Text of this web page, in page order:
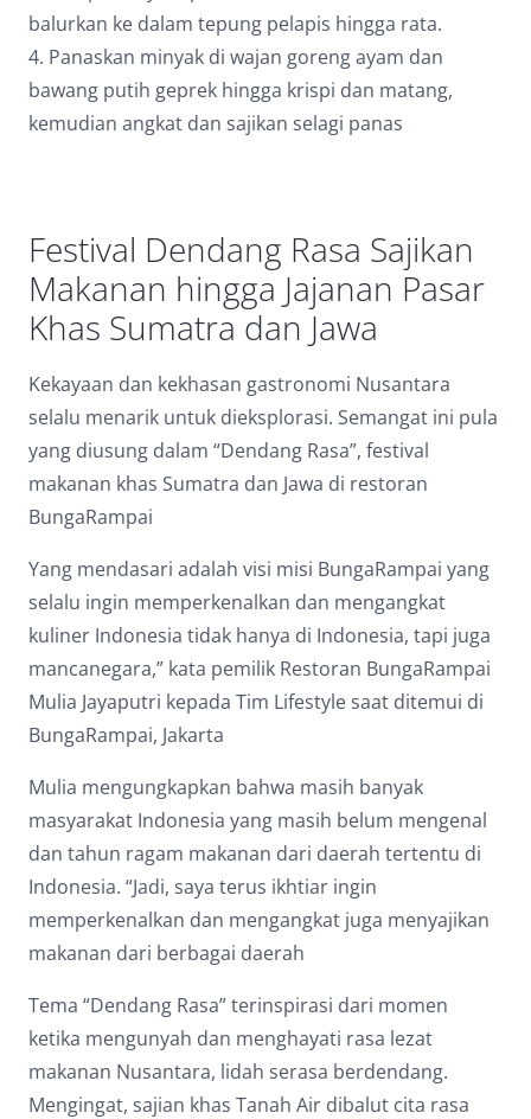
balurkan ke dalam tepung pelapis hingga rata.
4. Panaskan minyak di wajan goreng ayam dan
bawang putih geprek hingga krispi dan matang,
kemudian angkat dan sajikan selagi panas
Festival Dendang Rasa Sajikan
Makanan hingga Jajanan Pasar
Khas Sumatra dan Jawa
Kekayaan dan kekhasan gastronomi Nusantara
selalu menarik untuk dieksplorasi. Semangat ini pula
yang diusung dalam “Dendang Rasa”, festival
makanan khas Sumatra dan Jawa di restoran
BungaRampai
Yang mendasari adalah visi misi BungaRampai yang
selalu ingin memperkenalkan dan mengangkat
kuliner Indonesia tidak hanya di Indonesia, tapi juga
mancanegara,” kata pemilik Restoran BungaRampai
Mulia Jayaputri kepada Tim Lifestyle saat ditemui di
BungaRampai, Jakarta
Mulia mengungkapkan bahwa masih banyak
masyarakat Indonesia yang masih belum mengenal
dan tahun ragam makanan dari daerah tertentu di
Indonesia. “Jadi, saya terus ikhtiar ingin
memperkenalkan dan mengangkat juga menyajikan
makanan dari berbagai daerah
Tema “Dendang Rasa” terinspirasi dari momen
ketika mengunyah dan menghayati rasa lezat
makanan Nusantara, lidah serasa berdendang.
Mengingat, sajian khas Tanah Air dibalut cita rasa